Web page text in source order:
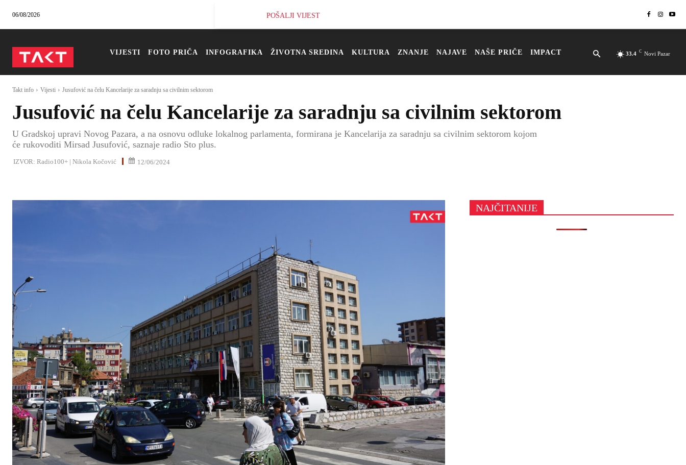
06/08/2026 POŠALJI VIJEST
VIJESTI FOTO PRIČA INFOGRAFIKA ŽIVOTNA SREDINA KULTURA ZNANJE NAJAVE NAŠE PRIČE IMPACT 33.4 C Novi Pazar
Takt info Vijesti Jusufović na čelu Kancelarije za saradnju sa civilnim sektorom
Jusufović na čelu Kancelarije za saradnju sa civilnim sektorom
U Gradskoj upravi Novog Pazara, a na osnovu odluke lokalnog parlamenta, formirana je Kancelarija za saradnju sa civilnim sektorom kojom
će rukovoditi Mirsad Jusufović, saznaje radio Sto plus.
IZVOR: Radio100+ | Nikola Kočović 12/06/2024
NAJČITANIJE